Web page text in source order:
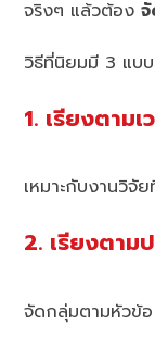
จริงๆ แล้วต้อง
วิธีที่นิยมมี 3 แบบ
1. เรียงตาม
เหมาะกับงานวิจั
2. เรียงตาม
จัดกลุ่มตามหัวข้อ